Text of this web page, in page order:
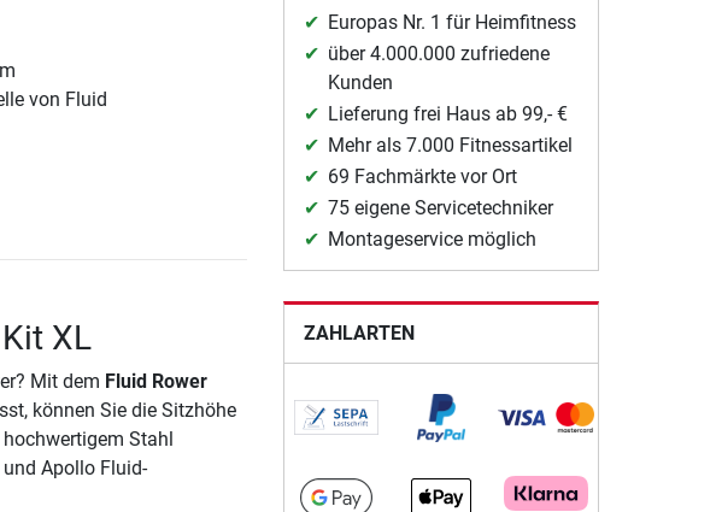
von Fluid
XL
Mit dem Fluid Rower
können Sie die Sitzhöhe
Stahl
Apollo Fluid-
Europas Nr. 1 für Heimfitness
über 4.000.000 zufriedene
Kunden
Lieferung frei Haus ab 99,- €
Mehr als 7.000 Fitnessartikel
69 Fachmärkte vor Ort
75 eigene Servicetechniker
Montageservice möglich
ZAHLARTEN